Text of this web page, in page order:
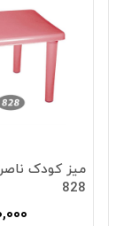
میز کودک
828